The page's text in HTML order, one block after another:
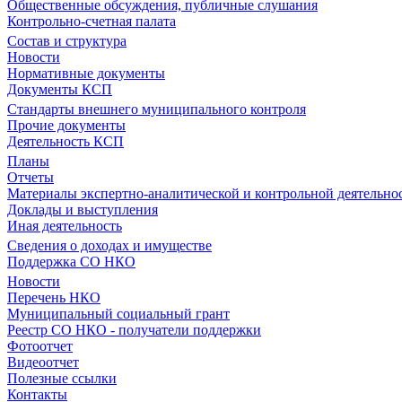
Общественные обсуждения, публичные слушания
Контрольно-счетная палата
Состав и структура
Новости
Нормативные документы
Документы КСП
Стандарты внешнего муниципального контроля
Прочие документы
Деятельность КСП
Планы
Отчеты
Материалы экспертно-аналитической и контрольной
Доклады и выступления
Иная деятельность
Сведения о доходах и имуществе
Поддержка СО НКО
Новости
Перечень НКО
Муниципальный социальный грант
Реестр СО НКО - получатели поддержки
Фотоотчет
Видеоотчет
Полезные ссылки
Контакты